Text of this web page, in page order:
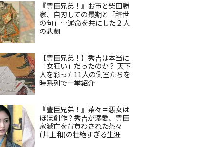
『豊臣兄弟！』お市と柴田勝
家、自刃しての最期と「辞世
の句」…運命を共にした２人
の悲劇
【豊臣兄弟！】秀吉は本当に
「女狂い」だったのか？ 天下
人を彩った11人の側室たちを
時系列で一挙紹介
『豊臣兄弟！』茶々＝悪女は
ほぼ創作？秀吉が溺愛、豊臣
家滅亡を背負わされた茶々
(井上和)の壮絶すぎる生涯